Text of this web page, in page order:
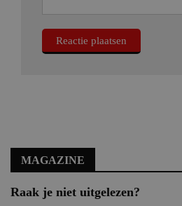
MAGAZINE
Raak je niet uitgelezen?